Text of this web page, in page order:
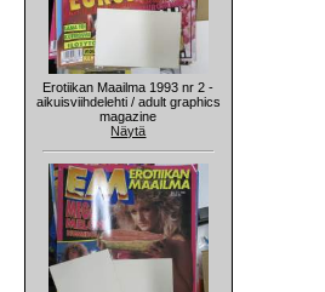
Erotiikan Maailma 1993 nr 2 -
aikuisviihdelehti / adult graphics
magazine
Näytä